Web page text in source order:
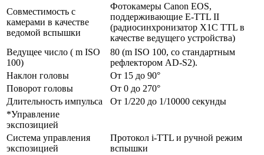
Совместимость с
камерами в качестве
ведомой вспышки
Фотокамеры Canon EOS,
поддерживающие E-TTL II
(радиосинхронизатор X1C TTL в
качестве ведущего устройства)
Ведущее число ( m ISO
100)
80 (m ISO 100, со стандартным
рефлектором AD-S2).
Наклон головы
От 15 до 90°
Поворот головы
От 0 до 270°
Длительность импульса
От 1/220 до 1/10000 секунды
*Управление
экспозицией
Система управления
экспозицией
Протокол i-TTL и ручной режим
вспышки